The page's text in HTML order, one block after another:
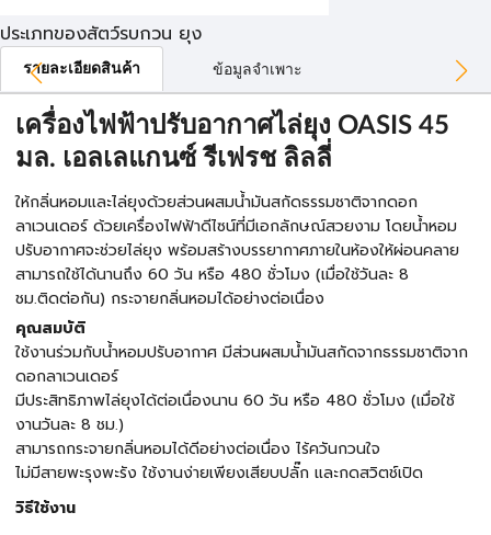
ประเภทของสัตว์รบกวน ยุง
รายละเอียดสินค้า ข้อมูลจำเพาะ
เครื่องไฟฟ้าปรับอากาศไล่ยุง OASIS 45
มล. เอลเลแกนซ์ รีเฟรช ลิลลี่
ให้กลิ่นหอมและไล่ยุงด้วยส่วนผสมน้ำมันสกัดธรรมชาติจากดอก
ลาเวนเดอร์ ด้วยเครื่องไฟฟ้าดีไซน์ที่มีเอกลักษณ์สวยงาม โดยน้ำหอม
ปรับอากาศจะช่วยไล่ยุง พร้อมสร้างบรรยากาศภายในห้องให้ผ่อนคลาย
สามารถใช้ได้นานถึง 60 วัน หรือ 480 ชั่วโมง (เมื่อใช้วันละ 8
ชม.ติดต่อกัน) กระจายกลิ่นหอมได้อย่างต่อเนื่อง
คุณสมบัติ
ใช้งานร่วมกับน้ำหอมปรับอากาศ มีส่วนผสมน้ำมันสกัดจากธรรมชาติจาก
ดอกลาเวนเดอร์
มีประสิทธิภาพไล่ยุงได้ต่อเนื่องนาน 60 วัน หรือ 480 ชั่วโมง (เมื่อใช้
งานวันละ 8 ชม.)
สามารถกระจายกลิ่นหอมได้ดีอย่างต่อเนื่อง ไร้ควันกวนใจ
ไม่มีสายพะรุงพะรัง ใช้งานง่ายเพียงเสียบปลั๊ก และกดสวิตช์เปิด
วิธีใช้งาน